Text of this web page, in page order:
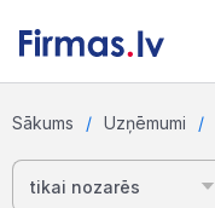
Sākums Uzņēmumi